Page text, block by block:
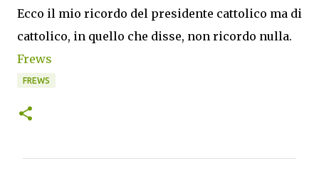
Ecco il mio ricordo del presidente cattolico ma di
cattolico, in quello che disse, non ricordo nulla.
Frews
FREWS